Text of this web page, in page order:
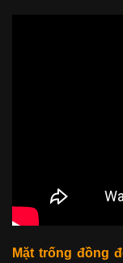
Mặt trống đồng